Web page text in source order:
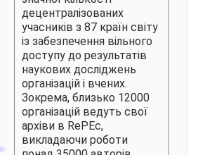
децентралізованих
учасників з 87 країн світу
із забезпечення вільного
доступу до результатів
наукових досліджень
організацій і вчених.
Зокрема, близько 12000
організацій ведуть свої
архіви в RePEc,
викладаючи роботи